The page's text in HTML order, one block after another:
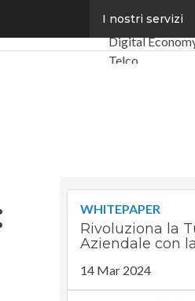
I nostri servizi
in evoluzione Ultimi articoli
Digital
Telco
Videointerviste
Le Guide di
CorCom
Podcast Privacy
WHITEPAPER
Rivoluziona la
Aziendale con
14 Mar 2024